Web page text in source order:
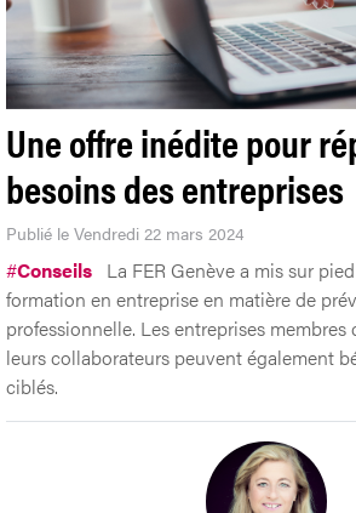
Une offre inédite pour
besoins des entreprises
Publié le Vendredi 22 mars 2024
#Conseils La FER Genève a mis sur
formation en entreprise en matière de
professionnelle. Les entreprises
leurs collaborateurs peuvent également
ciblés.